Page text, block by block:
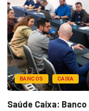
BANCOS CAIXA
Saúde Caixa: